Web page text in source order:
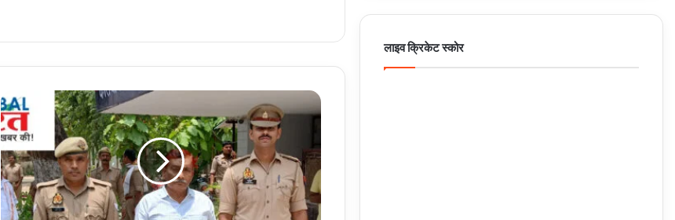
5
विश्वा
जमीन
लालच
ने
दिखाया
जेल
लाइव क्रिकेट स्कोर